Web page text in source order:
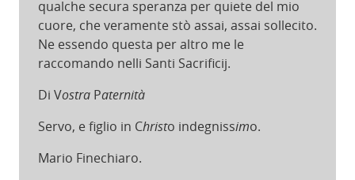
qualche secura speranza per quiete del mio
cuore, che veramente stò assai, assai sollecito.
Ne essendo questa per altro me le
raccomando nelli Santi Sacrificij.
Di VostraPaternità
Servo, e figlio in Christo indegnissimo.
Mario Finechiaro.